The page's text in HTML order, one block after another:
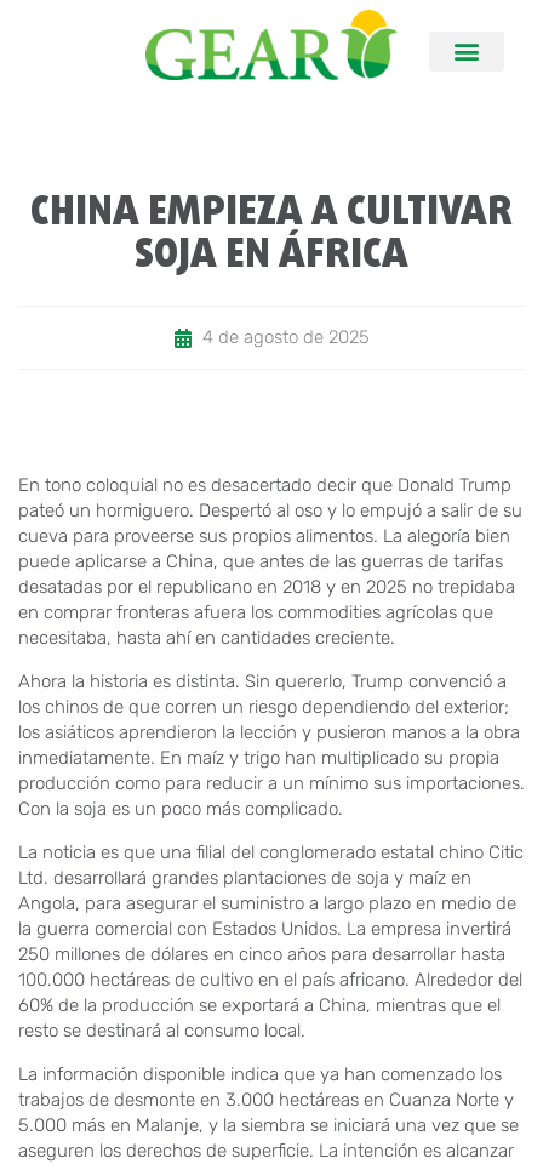
CHINA EMPIEZA A CULTIVAR
SOJA EN ÁFRICA
4 de agosto de 2025
En tono coloquial no es desacertado decir que Donald Trump
pateó un hormiguero. Despertó al oso y lo empujó a salir de su
cueva para proveerse sus propios alimentos. La alegoría bien
puede aplicarse a China, que antes de las guerras de tarifas
desatadas por el republicano en 2018 y en 2025 no trepidaba
en comprar fronteras afuera los commodities agrícolas que
necesitaba, hasta ahí en cantidades creciente.
Ahora la historia es distinta. Sin quererlo, Trump convenció a
los chinos de que corren un riesgo dependiendo del exterior;
los asiáticos aprendieron la lección y pusieron manos a la obra
inmediatamente. En maíz y trigo han multiplicado su propia
producción como para reducir a un mínimo sus importaciones.
Con la soja es un poco más complicado.
La noticia es que una filial del conglomerado estatal chino Citic
Ltd. desarrollará grandes plantaciones de soja y maíz en
Angola, para asegurar el suministro a largo plazo en medio de
la guerra comercial con Estados Unidos. La empresa invertirá
250 millones de dólares en cinco años para desarrollar hasta
100.000 hectáreas de cultivo en el país africano. Alrededor del
60% de la producción se exportará a China, mientras que el
resto se destinará al consumo local.
La información disponible indica que ya han comenzado los
trabajos de desmonte en 3.000 hectáreas en Cuanza Norte y
5.000 más en Malanje, y la siembra se iniciará una vez que se
aseguren los derechos de superficie. La intención es alcanzar